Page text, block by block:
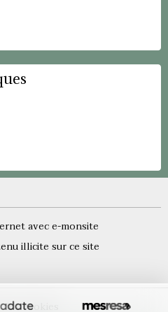
avec e-monsite
illicite sur ce site
des cookies